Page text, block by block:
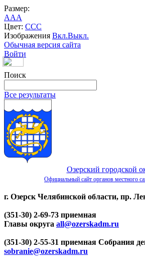
Размер:
AAA
Цвет: CCC
Изображения Вкл.Выкл.
Обычная версия сайта
Войти
Поиск
Все результаты
Озерский городской
Официальный сайт органов местного
г. Озерск Челябинской области, пр.
(351-30) 2-69-73 приемная
Главы округа all@ozerskadm.ru
(351-30) 2-55-31 приемная Собрания
sobranie@ozerskadm.ru